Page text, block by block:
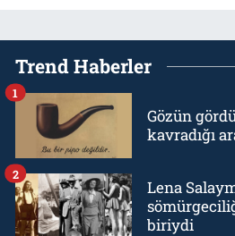
Trend Haberler
Gözün
kavradığı
1
Lena
biriydi
2